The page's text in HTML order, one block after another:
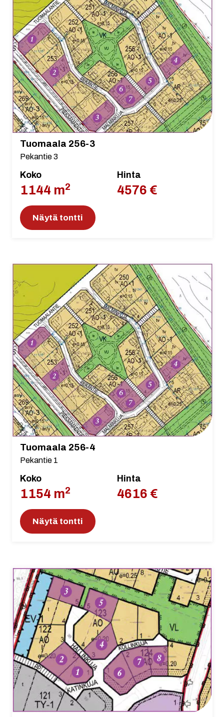
Tuomaala 256-3
Pekantie 3
Koko
1144 m2
Hinta
4576 €
Näytä tontti
Tuomaala 256-4
Pekantie 1
Koko
1154 m2
Hinta
4616 €
Näytä tontti